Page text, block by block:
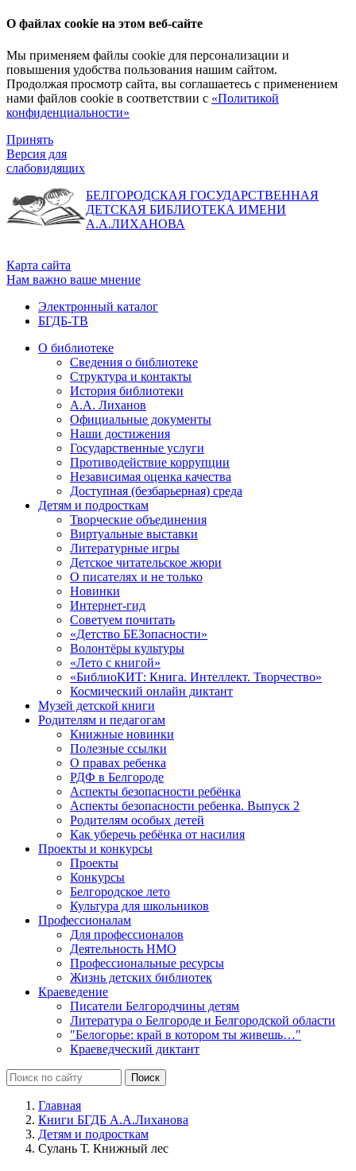
О файлах cookie на этом веб-сайте
Мы применяем файлы cookie для персонализации и
повышения удобства пользования нашим сайтом.
Продолжая просмотр сайта, вы соглашаетесь с применением
нами файлов cookie в соответствии с «Политикой
конфиденциальности»
Принять
Версия для
слабовидящих
БЕЛГОРОДСКАЯ ГОСУДАРСТВЕННАЯ
ДЕТСКАЯ БИБЛИОТЕКА ИМЕНИ
А.А.ЛИХАНОВА
Карта сайта
Нам важно ваше мнение
Электронный каталог
БГДБ-ТВ
О библиотеке
Сведения о библиотеке
Структура и контакты
История библиотеки
А.А. Лиханов
Официальные документы
Наши достижения
Государственные услуги
Противодействие коррупции
Независимая оценка качества
Доступная (безбарьерная) среда
Детям и подросткам
Творческие объединения
Виртуальные выставки
Литературные игры
Детское читательское жюри
О писателях и не только
Новинки
Интернет-гид
Советуем почитать
«Детство БЕЗопасности»
Волонтёры культуры
«Лето с книгой»
«БиблиоКИТ: Книга. Интеллект. Творчество»
Космический онлайн диктант
Музей детской книги
Родителям и педагогам
Книжные новинки
Полезные ссылки
О правах ребенка
РДФ в Белгороде
Аспекты безопасности ребёнка
Аспекты безопасности ребенка. Выпуск 2
Родителям особых детей
Как уберечь ребёнка от насилия
Проекты и конкурсы
Проекты
Конкурсы
Белгородское лето
Культура для школьников
Профессионалам
Для профессионалов
Деятельность НМО
Профессиональные ресурсы
Жизнь детских библиотек
Краеведение
Писатели Белгородчины детям
Литература о Белгороде и Белгородской области
"Белогорье: край в котором ты живешь…"
Краеведческий диктант
Главная
Книги БГДБ А.А.Лиханова
Детям и подросткам
Сулань Т. Книжный лес